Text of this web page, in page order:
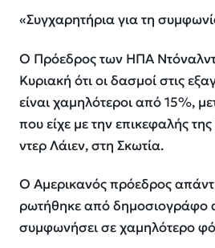
«Συγχαρητήρια για τη
Ο Πρόεδρος των ΗΠΑ
Κυριακή ότι οι δασμοί στις
είναι χαμηλότεροι από 15%,
που είχε με την επικεφαλής
ντερ Λάιεν, στη Σκωτία.
Ο Αμερικανός πρόεδρος
ρωτήθηκε από δημοσιογράφο
συμφωνήσει σε χαμηλότερο